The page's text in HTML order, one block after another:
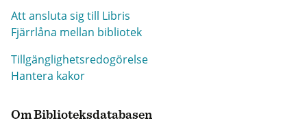
Att ansluta sig till Libris
Fjärrlåna mellan bibliotek
Tillgänglighetsredogörelse
Hantera kakor
Om Biblioteksdatabasen